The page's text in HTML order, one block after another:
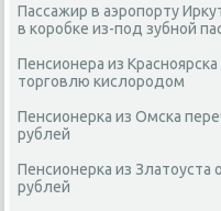
Пассажир в аэропорту
в коробке из-под зубной
Пенсионера из
торговлю кислородом
Пенсионерка из Омска
рублей
Пенсионерка из Златоуста
рублей